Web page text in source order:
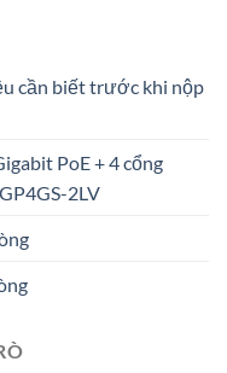
cần biết trước khi nộp
PoE + 4 cổng
2LV